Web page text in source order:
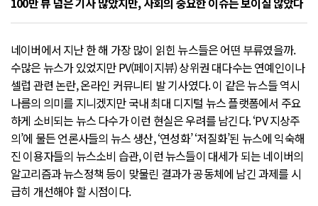
네이버에서 지난 한 해 가장 많이 읽힌 뉴스들은 어떤 부류였을까.
수많은 뉴스가 있었지만 PV(페이지뷰) 상위권 대다수는 연예인이나
셀럽 관련 논란, 온라인 커뮤니티 발 기사였다. 이 같은 뉴스들 역시
나름의 의미를 지니겠지만 국내 최대 디지털 뉴스 플랫폼에서 주요
하게 소비되는 뉴스 다수가 이런 현실은 우려를 남긴다. ‘PV 지상주
의’에 물든 언론사들의 뉴스 생산, ‘연성화’ ‘저질화’된 뉴스에 익숙해
진 이용자들의 뉴스소비 습관, 이런 뉴스들이 대세가 되는 네이버의
알고리즘과 뉴스정책 등이 맞물린 결과가 공동체에 남긴 과제를 시
급히 개선해야 할 시점이다.